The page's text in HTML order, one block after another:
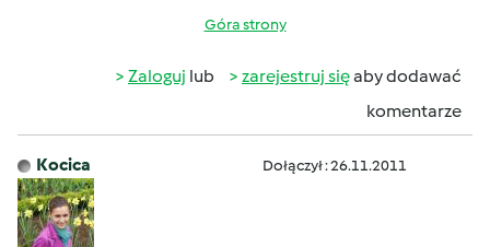
Góra strony
Zaloguj lub zarejestruj sięaby dodawać
komentarze
Kocica Dołączył : 26.11.2011